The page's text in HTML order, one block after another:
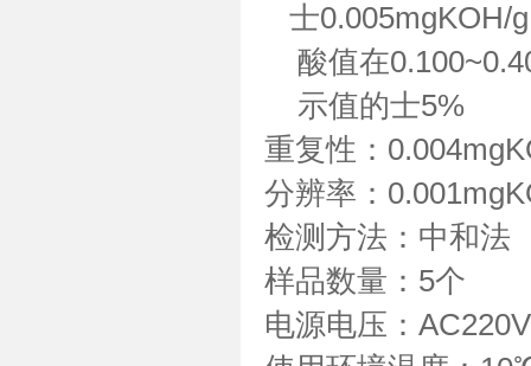
士0.005mgKOH/g
酸值在
示值的士5%
重复性：
分辨率：
检测方法：中和法
样品数量：5个
电源电压：